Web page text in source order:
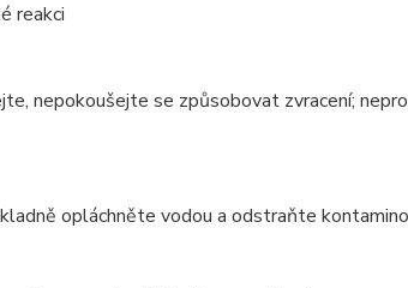
reakci
nepokoušejte se způsobovat zvracení;
opláchněte vodou a odstraňte